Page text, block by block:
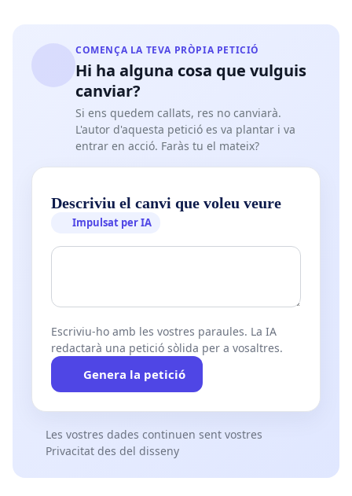
COMENÇA LA TEVA PRÒPIA PETICIÓ
Hi ha alguna cosa que vulguis
canviar?
Si ens quedem callats, res no canviarà.
L'autor d'aquesta petició es va plantar i va
entrar en acció. Faràs tu el mateix?
Descriviu el canvi que voleu veure
Impulsat per IA
Escriviu-ho amb les vostres paraules. La IA
redactarà una petició sòlida per a vosaltres.
Genera la petició
Les vostres dades continuen sent vostres
Privacitat des del disseny